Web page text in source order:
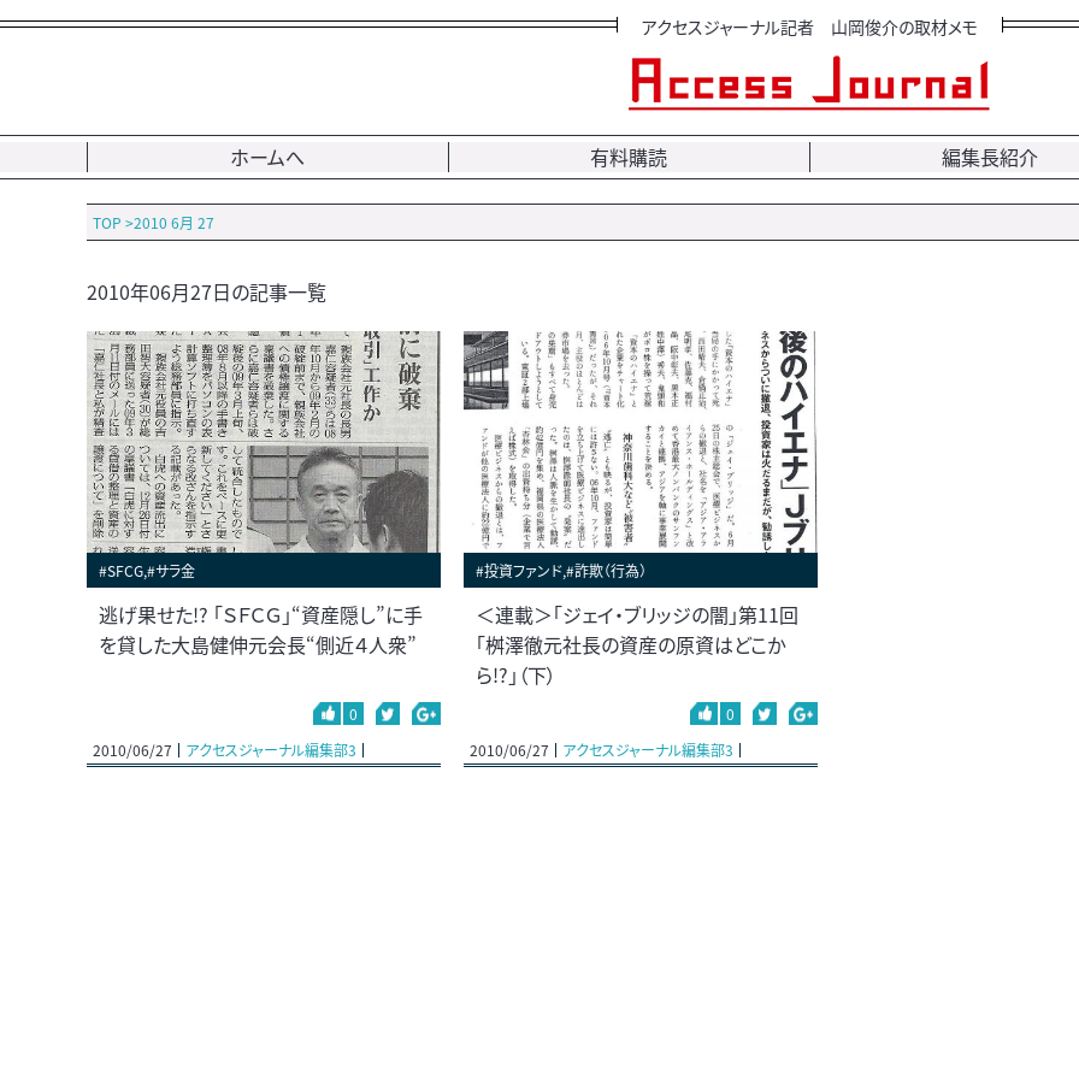
アクセスジャーナル記者 山岡俊介の取材メモ
ホームへ 有料購読 編集長紹介
TOP >2010 6月 27
2010年06月27日の記事一覧
#SFCG,#サラ金
逃げ果せた!? 「ＳＦＣＧ」“資産隠し”に手
を貸した大島健伸元会長“側近４人衆”
0
2010/06/27
アクセスジャーナル編集部3
#投資ファンド,#詐欺（行為）
＜連載＞「ジェイ・ブリッジの闇」第11回
「桝澤徹元社長の資産の原資はどこか
ら!?」（下）
0
2010/06/27
アクセスジャーナル編集部3